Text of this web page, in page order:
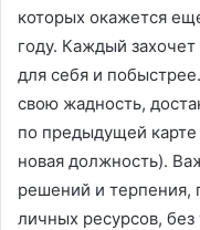
которых окажется
году. Каждый
для себя и
свою жадность,
по предыдущей
новая должность).
решений и терпения,
личных ресурсов,